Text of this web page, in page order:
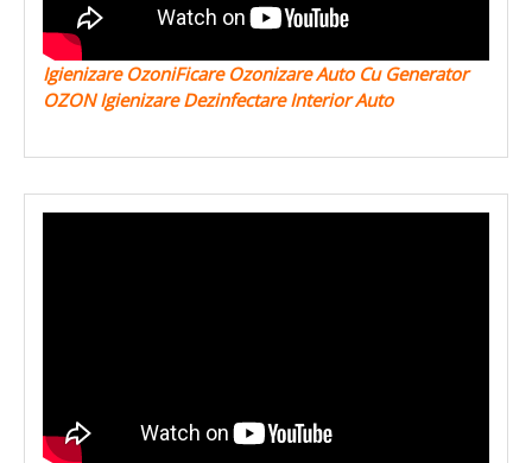
Igienizare OzoniFicare Ozonizare Auto Cu Generator
OZON Igienizare Dezinfectare Interior Auto